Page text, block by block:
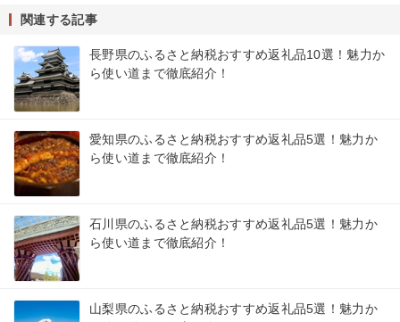
関連する記事
長野県のふるさと納税おすすめ返礼品10選！魅力か
ら使い道まで徹底紹介！
愛知県のふるさと納税おすすめ返礼品5選！魅力か
ら使い道まで徹底紹介！
石川県のふるさと納税おすすめ返礼品5選！魅力か
ら使い道まで徹底紹介！
山梨県のふるさと納税おすすめ返礼品5選！魅力か